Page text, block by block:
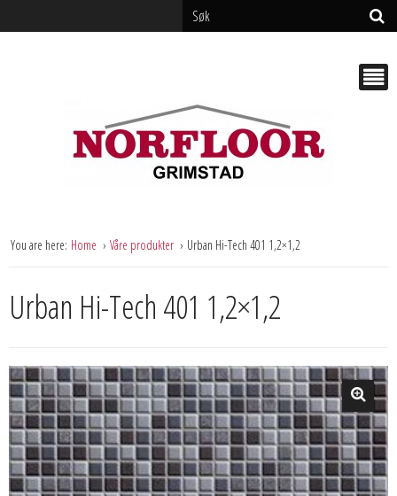
You are here: Home Våre produkter Urban Hi-Tech 401 1,2×1,2
Urban Hi-Tech 401 1,2×1,2